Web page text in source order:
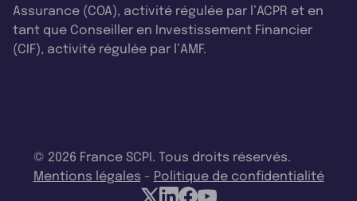
Assurance (COA), activité régulée par l’ACPR et en
tant que Conseiller en Investissement Financier
(CIF), activité régulée par l’AMF.
© 2026 France SCPI. Tous droits réservés.
Mentions légales - Politique de confidentialité